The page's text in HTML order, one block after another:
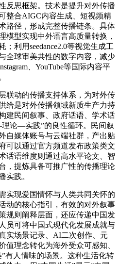
反思框架。技术是提升对外传播
整合AIGC内容生成、短视频精
路径，形成完整传播链条。具体
模型实现中外语言高质量转换，
利用seedance2.0等视觉生成工
全球审美共性的数字内容，减少
、YouTube等国际内容平
动的传播支持体系，为对外传
给是对外传播领域新质生产力持
建民间叙事、政府话语、学术话
论—实践”的良性循环。民间叙
自媒体账号与云端社群，产出贴
可以通过官方频道发布政策类文
话语维度则通过高水平论文、智
，提炼具备可推广性的传播理论
实践。
现爱国情怀与人类共同关怀的
动的核心指引，有效的对外叙事
规则阐释层面，还应传递中国发
员可将中国式现代化发展成就与
实场景记录、AI二次创作、元
值理念转化为海外受众可感知、
有人情味的场景。这种生活化转